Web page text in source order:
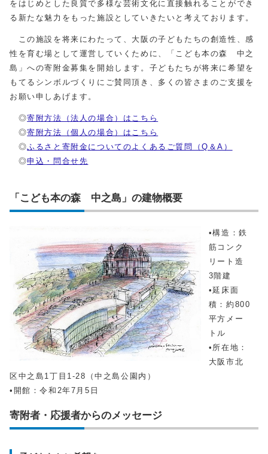
をはじめとした良質で多様な芸術文化に直接触れることができ
る新たな魅力をもった施設としていきたいと考えております。
この施設を将来にわたって、大阪の子どもたちの創造性、感
性を育む場として運営していくために、「こども本の森 中之
島」への寄附金募集を開始します。子どもたちが将来に希望を
もてるシンボルづくりにご賛同頂き、多くの皆さまのご支援を
お願い申しあげます。
◎寄附方法（法人の場合）はこちら
◎寄附方法（個人の場合）はこちら
◎ふるさと寄附金についてのよくあるご質問（Q＆A）
◎申込・問合せ先
「こども本の森 中之島」の建物概要
•構造：鉄
筋コンク
リート造
3階建
•延床面
積：約800
平方メー
トル
•所在地：
大阪市北
区中之島1丁目1-28（中之島公園内）
•開館：令和2年7月5日
寄附者・応援者からのメッセージ